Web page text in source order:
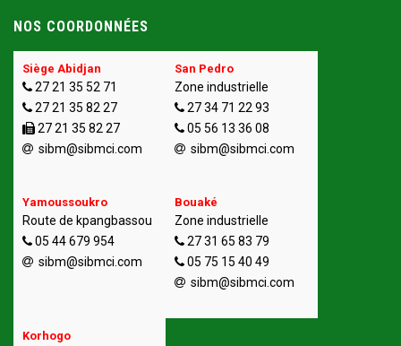
NOS COORDONNÉES
Siège Abidjan
27 21 35 52 71
27 21 35 82 27
27 21 35 82 27
sibm@sibmci.com
San Pedro
Zone industrielle
27 34 71 22 93
05 56 13 36 08
sibm@sibmci.com
Yamoussoukro
Route de kpangbassou
05 44 679 954
sibm@sibmci.com
Bouaké
Zone industrielle
27 31 65 83 79
05 75 15 40 49
sibm@sibmci.com
Korhogo